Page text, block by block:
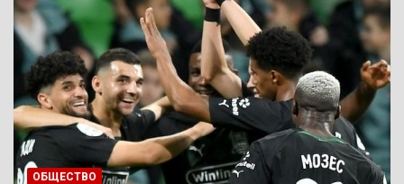
ОБЩЕСТВО